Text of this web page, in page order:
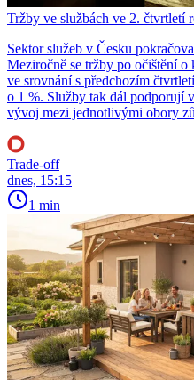
Tržby ve službách ve 2. čtvrtletí
Sektor služeb v Česku
Meziročně se tržby po očištění
ve srovnání s předchozím
o 1 %. Služby tak dál podporují
vývoj mezi jednotlivými obory
Trade-off
dnes, 15:15
1 min